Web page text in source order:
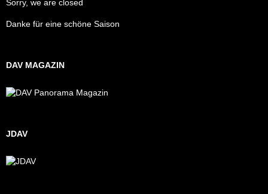
Sorry, we are closed
Danke für eine schöne Saison
DAV MAGAZIN
JDAV